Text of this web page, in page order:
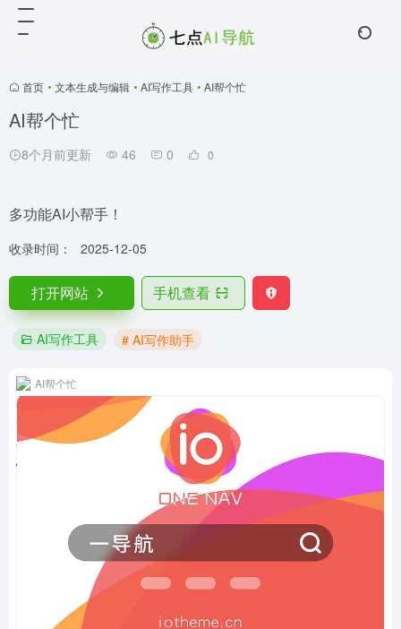
首页 • 文本生成与编辑 • AI写作工具 • AI帮个忙
AI帮个忙
8个月前更新 46 0 0
多功能AI小帮手！
收录时间： 2025-12-05
打开网站 手机查看
AI写作工具 # AI写作助手
AI帮个忙